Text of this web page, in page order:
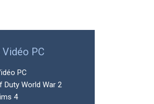
PC
PC
Duty World War 2
4